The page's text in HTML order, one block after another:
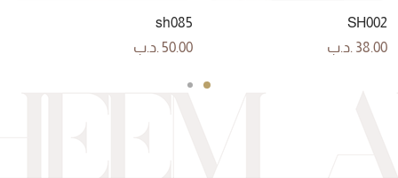
SH002
38.00 .د.ب
sh085
50.00 .د.ب